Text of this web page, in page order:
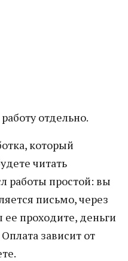
отдельно.
который
читать
работы простой: вы
письмо, через
проходите, деньги
зависит от